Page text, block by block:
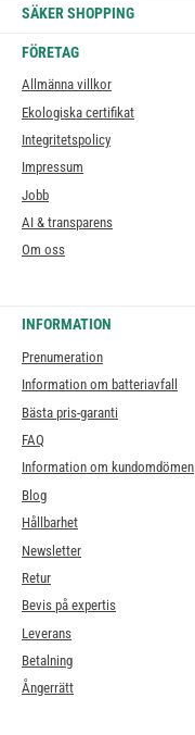
SÄKER SHOPPING
FÖRETAG
Allmänna villkor
Ekologiska certifikat
Integritetspolicy
Impressum
Jobb
AI & transparens
Om oss
INFORMATION
Prenumeration
Information om batteriavfall
Bästa pris-garanti
FAQ
Information om kundomdömen
Blog
Hållbarhet
Newsletter
Retur
Bevis på expertis
Leverans
Betalning
Ångerrätt